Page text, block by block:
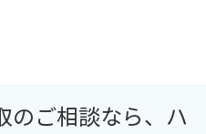
のご相談なら、ハ